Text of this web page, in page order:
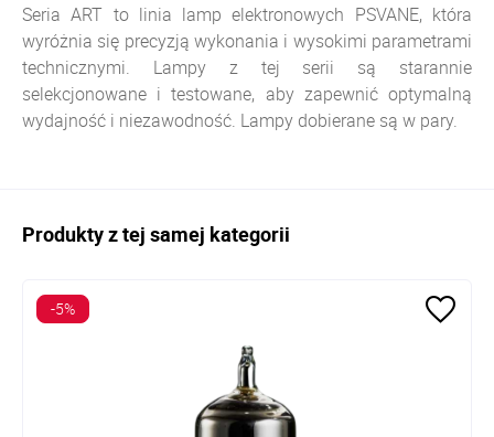
Seria ART to linia lamp elektronowych PSVANE, która
wyróżnia się precyzją wykonania i wysokimi parametrami
technicznymi. Lampy z tej serii są starannie
selekcjonowane i testowane, aby zapewnić optymalną
wydajność i niezawodność. Lampy dobierane są w pary.
Produkty z tej samej kategorii
-5%